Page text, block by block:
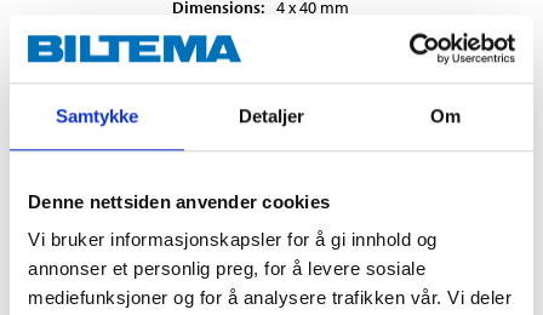
Samtykke Detaljer Om
Denne nettsiden anvender cookies
Vi bruker informasjonskapsler for å gi innhold og
annonser et personlig preg, for å levere sosiale
mediefunksjoner og for å analysere trafikken vår. Vi deler
Dimensions: 4 x 40 mm
In stock in
WOOD SCREW PAN HEAD 5,0-30
87-671
5 x 30